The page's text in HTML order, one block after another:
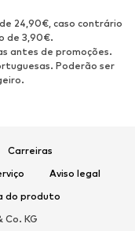
baixos
desporto
e Sacos de desporto
24,90€, caso contrário
de 3,90€.
antes de promoções.
Poderão ser
Carreiras
Aviso legal
do produto
Co. KG